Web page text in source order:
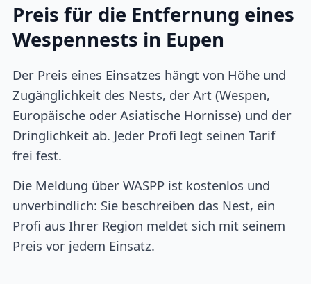
Preis für die Entfernung eines
Wespennests in Eupen
Der Preis eines Einsatzes hängt von Höhe und
Zugänglichkeit des Nests, der Art (Wespen,
Europäische oder Asiatische Hornisse) und der
Dringlichkeit ab. Jeder Profi legt seinen Tarif
frei fest.
Die Meldung über WASPP ist kostenlos und
unverbindlich: Sie beschreiben das Nest, ein
Profi aus Ihrer Region meldet sich mit seinem
Preis vor jedem Einsatz.